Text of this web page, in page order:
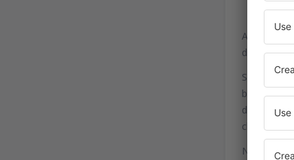
As
de ônibus
Se pode ir
bilhete de
de 35
chegar até
Não se